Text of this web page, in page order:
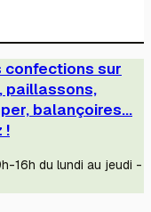
confections sur
paillassons,
balançoires...
!
16h du lundi au jeudi -